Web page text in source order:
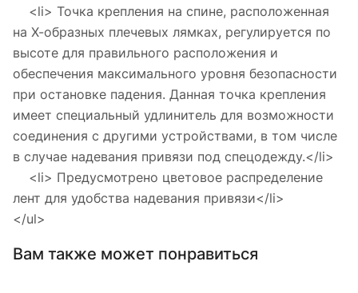
<li> Точка крепления на спине, расположенная
на Х-образных плечевых лямках, регулируется по
высоте для правильного расположения и
обеспечения максимального уровня безопасности
при остановке падения. Данная точка крепления
имеет специальный удлинитель для возможности
соединения с другими устройствами, в том числе
в случае надевания привязи под спецодежду.</li>
<li> Предусмотрено цветовое распределение
лент для удобства надевания привязи</li>
</ul>
Вам также может понравиться